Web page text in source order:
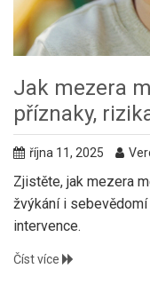
Jak mezera
příznaky,
října 11, 2025
Zjistěte, jak mezera
žvýkání i
intervence.
Číst více